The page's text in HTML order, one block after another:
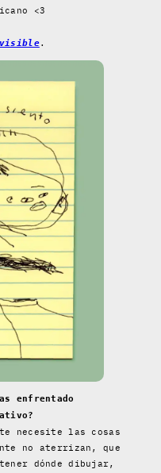
<3
.
enfrentado
necesite las cosas
no aterrizan, que
dónde dibujar,